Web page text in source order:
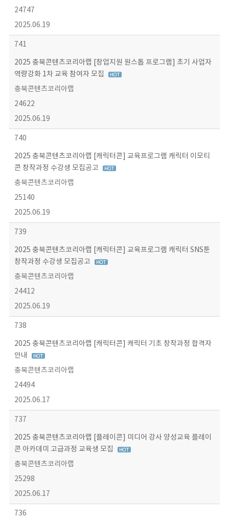
24747
2025.06.19
741
2025 충북콘텐츠코리아랩 [창업지원 원스톱 프로그램] 초기 사업자
역량강화 1차 교육 참여자 모집
충북콘텐츠코리아랩
24622
2025.06.19
740
2025 충북콘텐츠코리아랩 [캐릭터콘] 교육프로그램 캐릭터 이모티
콘 창작과정 수강생 모집공고
충북콘텐츠코리아랩
25140
2025.06.19
739
2025 충북콘텐츠코리아랩 [캐릭터콘] 교육프로그램 캐릭터 SNS툰
창작과정 수강생 모집공고
충북콘텐츠코리아랩
24412
2025.06.19
738
2025 충북콘텐츠코리아랩 [캐릭터콘] 캐릭터 기초 창작과정 합격자
안내
충북콘텐츠코리아랩
24494
2025.06.17
737
2025 충북콘텐츠코리아랩 [플레이콘] 미디어 강사 양성교육 플레이
콘 아카데미 고급과정 교육생 모집
충북콘텐츠코리아랩
25298
2025.06.17
736